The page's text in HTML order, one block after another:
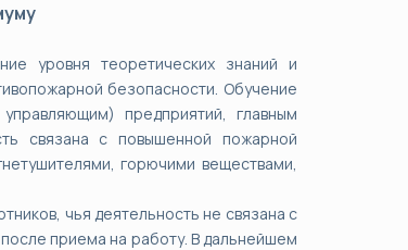
уровня теоретических знаний и
безопасности. Обучение
предприятий, главным
связана с повышенной пожарной
горючими веществами,
чья деятельность не связана с
приема на работу. В дальнейшем